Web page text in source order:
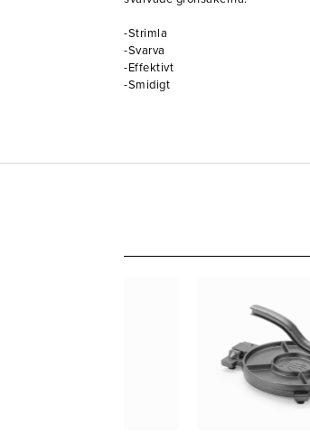
-Strimla
-Svarva
-Effektivt
-Smidigt